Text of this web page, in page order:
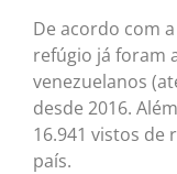
De acordo com
refúgio já foram
venezuelanos
desde 2016.
16.941 vistos de
país.